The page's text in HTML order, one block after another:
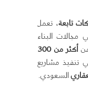
تابعة، تعمل
البناء
أكثر من 300
تنفيذ مشاريع
السعودي.